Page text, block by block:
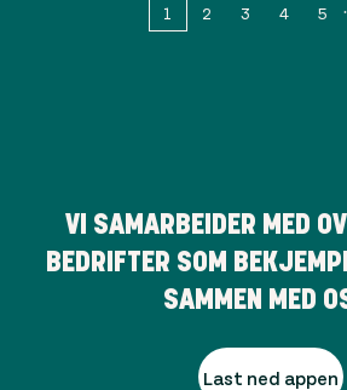
1 2 3 4 5
VI SAMARBEIDER MED
BEDRIFTER SOM
SAMMEN MED
Last ned appen